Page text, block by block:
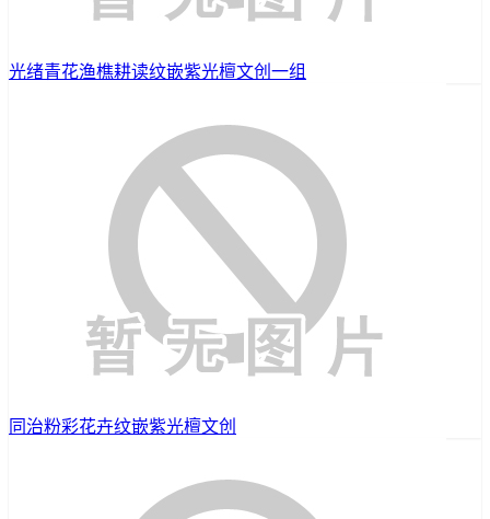
光绪青花渔樵耕读纹嵌紫光檀文创一组
同治粉彩花卉纹嵌紫光檀文创